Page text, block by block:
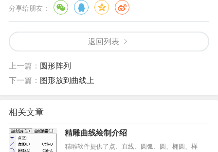
分享给朋友：
返回列表
上一篇： 圆形阵列
下一篇： 图形放到曲线上
相关文章
精雕曲线绘制介绍
精雕软件提供了点、直线、圆弧、圆、椭圆、样